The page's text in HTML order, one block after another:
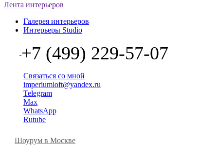
Лента интерьеров
Галерея интерьеров
Интерьеры Studio
+7 (499) 229-57-07
Связаться со мной
imperiumloft@yandex.ru
Telegram
Max
WhatsApp
Rutube
Шоурум в Москве